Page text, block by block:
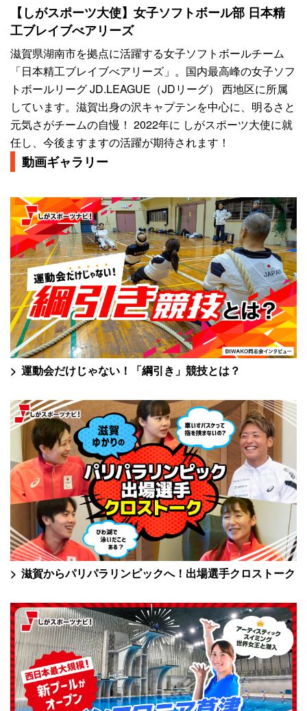
【しがスポーツ大使】女子ソフトボール部 日本精
工ブレイブべアリーズ
滋賀県湖南市を拠点に活躍する女子ソフトボールチーム
「日本精工ブレイブべアリーズ」。国内最高峰の女子ソフ
トボールリーグ JD.LEAGUE（JDリーグ） 西地区に所属
しています。滋賀出身の沢キャプテンを中心に、明るさと
元気さがチームの自慢！ 2022年に しがスポーツ大使に就
任し、今後ますますの活躍が期待されます！
動画ギャラリー
運動会だけじゃない！「綱引き」競技とは？
滋賀からパリパラリンピックへ！出場選手クロストーク